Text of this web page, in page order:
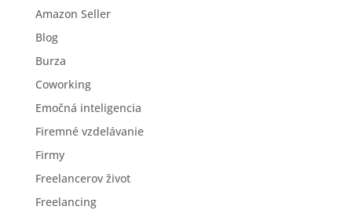
Amazon Seller
Blog
Burza
Coworking
Emočná inteligencia
Firemné vzdelávanie
Firmy
Freelancerov život
Freelancing